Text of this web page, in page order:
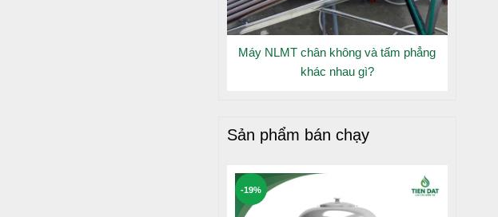
Máy NLMT chân không và tấm phẳng
khác nhau gì?
Sản phẩm bán chạy
-19%